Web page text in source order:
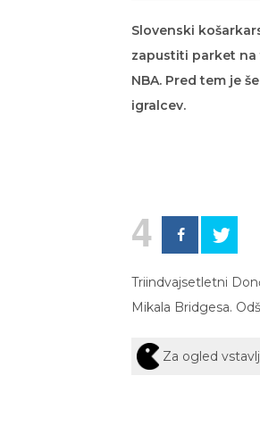
Slovenski
zapustiti parket na
NBA. Pred tem je
igralcev.
4
Triindvajsetletni
Mikala Bridgesa.
Za ogled